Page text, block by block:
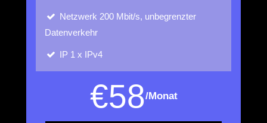
Netzwerk 200 Mbit/s, unbegrenzter
Datenverkehr
IP 1 x IPv4
€58/Monat